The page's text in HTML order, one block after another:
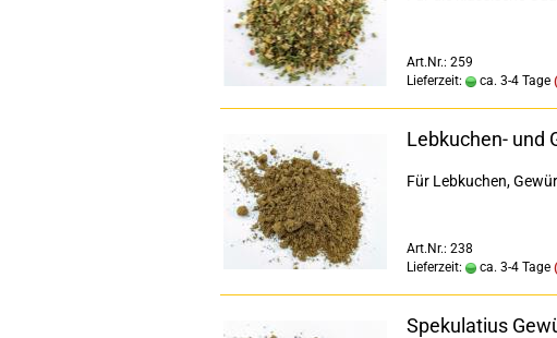
Art.Nr.: 259
Lieferzeit:
ca. 3-4 Tage
Lebkuchen- und
Für Lebkuchen,
Art.Nr.: 238
Lieferzeit:
ca. 3-4 Tage
Spekulatius